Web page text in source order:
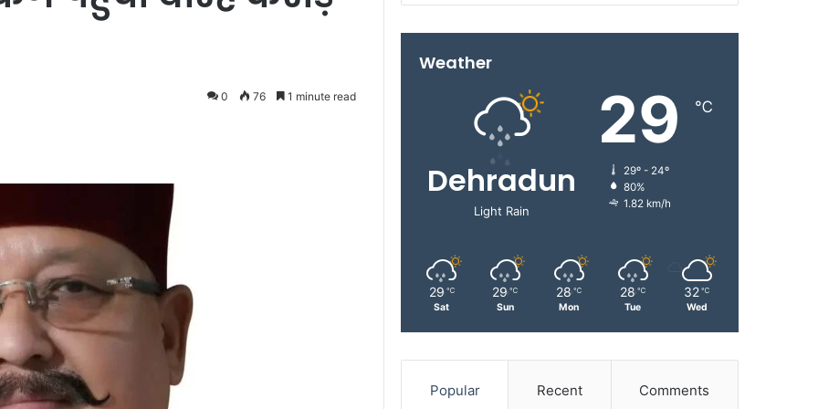
0 76 1 minute read
Weather
Dehradun
Light Rain
29 ℃
29º - 24º
80%
1.82 km/h
29 ℃
Sat
29 ℃
Sun
28 ℃
Mon
28 ℃
Tue
32 ℃
Wed
Popular Recent Comments